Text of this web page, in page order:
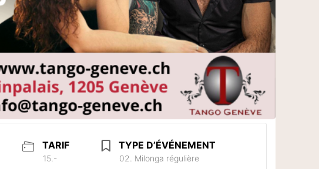
TARIF
15.-
TYPE D’ÉVÉNEMENT
02. Milonga régulière